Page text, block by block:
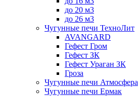
до 20 м3
до 26 м3
Чугунные печи ТехноЛит
AVANGARD
Гефест Гром
Гефест ЗК
Гефест Ураган ЗК
Гроза
Чугунные печи Атмосфера
Чугунные печи Ермак